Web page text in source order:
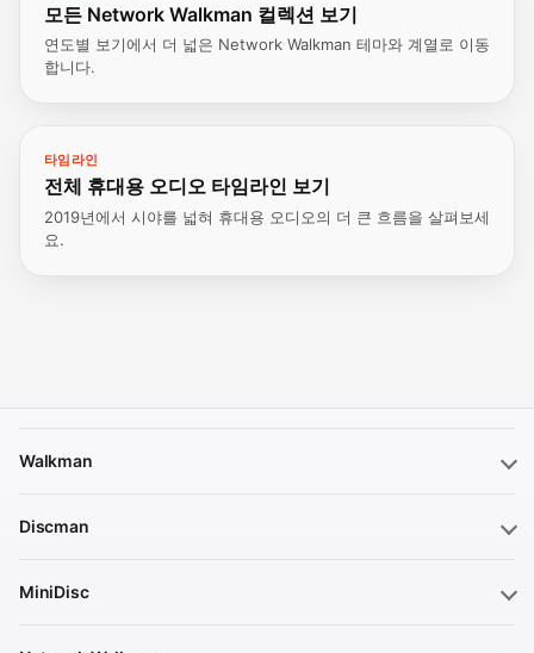
모든 Network Walkman 컬렉션 보기
연도별 보기에서 더 넓은 Network Walkman 테마와 계열로 이동
합니다.
타임라인
전체 휴대용 오디오 타임라인 보기
2019년에서 시야를 넓혀 휴대용 오디오의 더 큰 흐름을 살펴보세
요.
Walkman
Discman
MiniDisc